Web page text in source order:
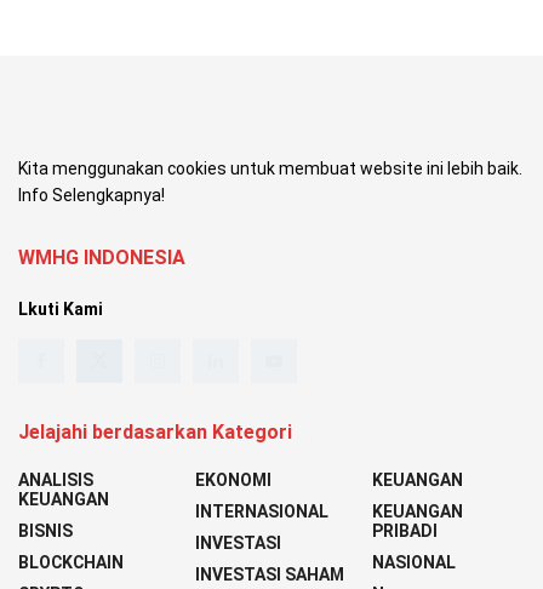
Kita menggunakan cookies untuk membuat website ini lebih baik.
Info Selengkapnya!
WMHG INDONESIA
Lkuti Kami
Jelajahi berdasarkan Kategori
ANALISIS
KEUANGAN
BISNIS
BLOCKCHAIN
EKONOMI
INTERNASIONAL
INVESTASI
INVESTASI SAHAM
KEUANGAN
KEUANGAN
PRIBADI
NASIONAL